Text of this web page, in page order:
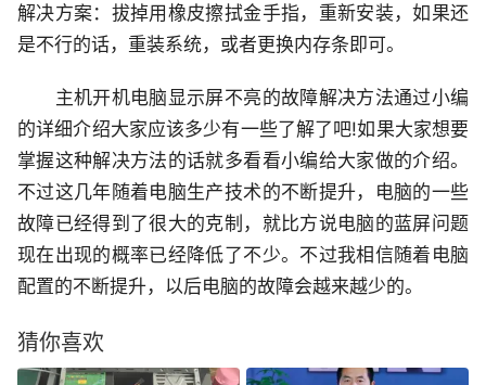
解决方案：拔掉用橡皮擦拭金手指，重新安装，如果还
是不行的话，重装系统，或者更换内存条即可。
主机开机电脑显示屏不亮的故障解决方法通过小编
的详细介绍大家应该多少有一些了解了吧!如果大家想要
掌握这种解决方法的话就多看看小编给大家做的介绍。
不过这几年随着电脑生产技术的不断提升，电脑的一些
故障已经得到了很大的克制，就比方说电脑的蓝屏问题
现在出现的概率已经降低了不少。不过我相信随着电脑
配置的不断提升，以后电脑的故障会越来越少的。
猜你喜欢